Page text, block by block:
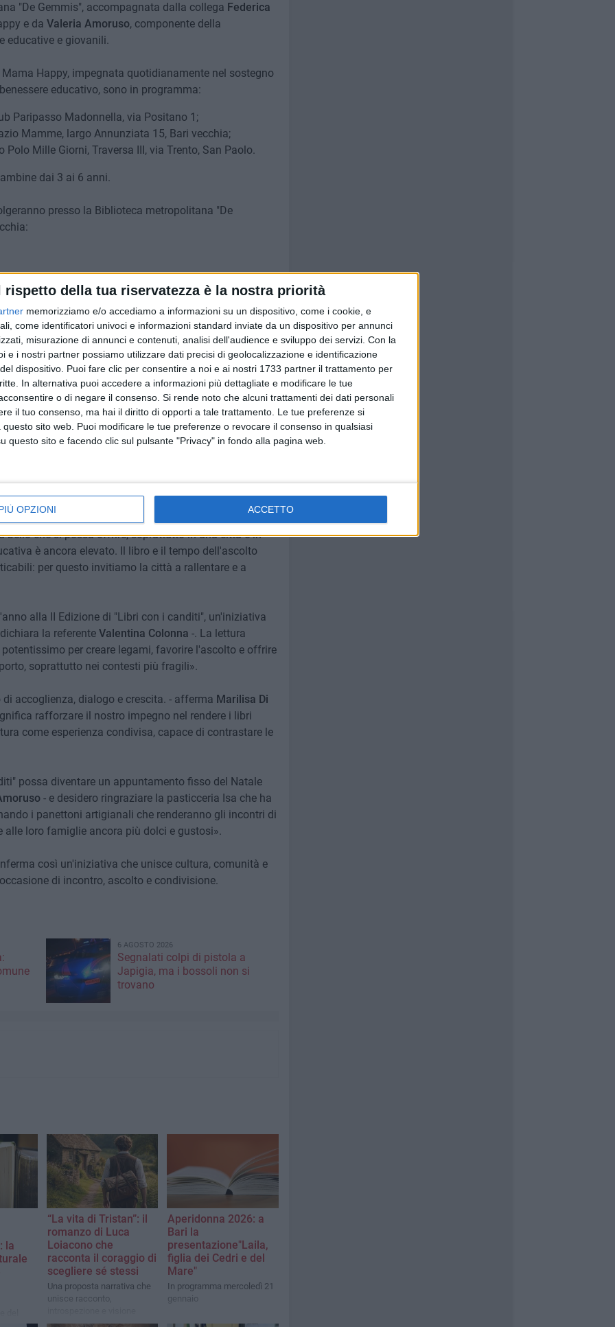
rispetto della tua riservatezza è la nostra priorità
memorizziamo e/o accediamo a informazioni su un dispositivo, come i cookie, e
come identificatori univoci e informazioni standard inviate da un dispositivo per annunci
misurazione di annunci e contenuti, analisi dell'audience e sviluppo dei servizi. Con la
e i nostri partner possiamo utilizzare dati precisi di geolocalizzazione e identificazione
dispositivo. Puoi fare clic per consentire a noi e ai nostri 1733 partner il trattamento per
In alternativa puoi accedere a informazioni più dettagliate e modificare le tue
o di negare il consenso. Si rende noto che alcuni trattamenti dei dati personali
il tuo consenso, ma hai il diritto di opporti a tale trattamento. Le tue preferenze si
sito web. Puoi modificare le tue preferenze o revocare il consenso in qualsiasi
questo sito e facendo clic sul pulsante "Privacy" in fondo alla pagina web.
OPZIONI ACCETTO
"De Gemmis", accompagnata dalla collega Federica
e da Valeria Amoruso, componente della
educative e giovanili.
Happy, impegnata quotidianamente nel sostegno
educativo, sono in programma:
Paripasso Madonnella, via Positano 1;
Mamme, largo Annunziata 15, Bari vecchia;
Mille Giorni, Traversa III, via Trento, San Paolo.
dai 3 ai 6 anni.
presso la Biblioteca metropolitana "De
natalizio per bambini/e dai 3 ai 7 anni:
e fabulazione per bambini/e e ragazzi/e dai 5 ai 12
momenti di convivialità e da una dolce merenda
storica Pasticceria "Isa", che offrirà panettoni
un messaggio educativo di pace, incontro e
tempo dedicato, lo spazio al dialogo intergenerazionale
e delle famiglie sempre più vulnerabili.
bello che si possa offrire, soprattutto in una città e in
è ancora elevato. Il libro e il tempo dell'ascolto
per questo invitiamo la città a rallentare e a
alla II Edizione di "Libri con i canditi", un'iniziativa
la referente Valentina Colonna -. La lettura
per creare legami, favorire l'ascolto e offrire
soprattutto nei contesti più fragili».
accoglienza, dialogo e crescita. - afferma Marilisa Di
rafforzare il nostro impegno nel rendere i libri
come esperienza condivisa, capace di contrastare le
possa diventare un appuntamento fisso del Natale
- e desidero ringraziare la pasticceria Isa che ha
i panettoni artigianali che renderanno gli incontri di
loro famiglie ancora più dolci e gustosi».
così un'iniziativa che unisce cultura, comunità e
di incontro, ascolto e condivisione.
6 AGOSTO 2026
Segnalati colpi di pistola a
Japigia, ma i bossoli non si
trovano
la
“La vita di Tristan”: il
romanzo di Luca
Loiacono che
racconta il coraggio di
scegliere sé stessi
Una proposta narrativa che
unisce racconto,
Aperidonna 2026: a
Bari la
presentazione"Laila,
figlia dei Cedri e del
Mare"
In programma mercoledì 21
gennaio